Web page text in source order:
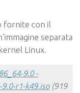
fornite con il
separata
Linux.
9.0 -
r1-k49.iso(919